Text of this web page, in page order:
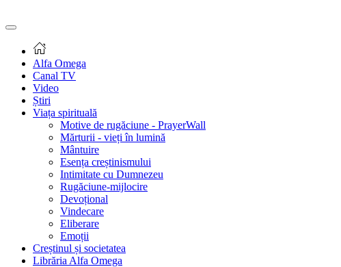
Alfa Omega
Canal TV
Video
Știri
Viața spirituală
Motive de rugăciune - PrayerWall
Mărturii - vieți în lumină
Mântuire
Esența creștinismului
Intimitate cu Dumnezeu
Rugăciune-mijlocire
Devoțional
Vindecare
Eliberare
Emoții
Creștinul și societatea
Librăria Alfa Omega